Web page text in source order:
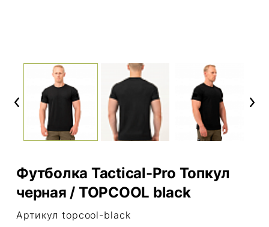
Previous Next
Футболка Tactical-Pro Топкул
черная / TOPCOOL black
Артикул topcool-black